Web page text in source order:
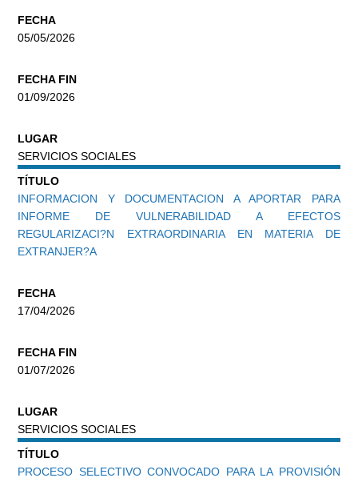
FECHA
05/05/2026
FECHA FIN
01/09/2026
LUGAR
SERVICIOS SOCIALES
TÍTULO
INFORMACION Y DOCUMENTACION A APORTAR PARA
INFORME DE VULNERABILIDAD A EFECTOS
REGULARIZACI?N EXTRAORDINARIA EN MATERIA DE
EXTRANJER?A
FECHA
17/04/2026
FECHA FIN
01/07/2026
LUGAR
SERVICIOS SOCIALES
TÍTULO
PROCESO SELECTIVO CONVOCADO PARA LA PROVISIÓN